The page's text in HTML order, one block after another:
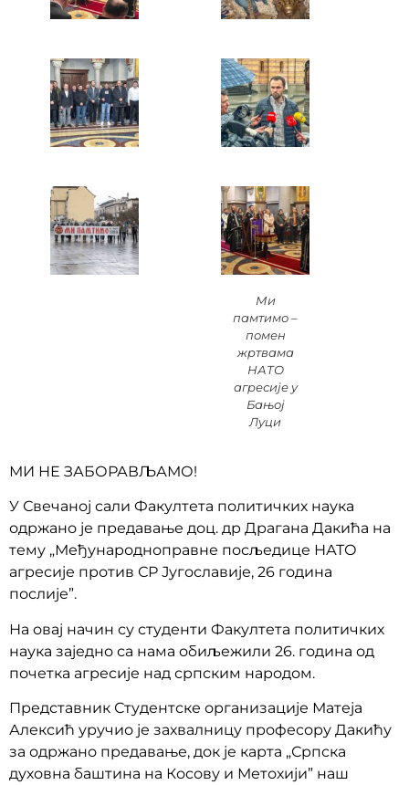
Ми
памтимо –
помен
жртвама
НАТО
агресије у
Бањој
Луци
МИ НЕ ЗАБОРАВЉАМО!
У Свечаној сали Факултета политичких наука
одржано је предавање доц. др Драгана Дакића на
тему „Међународноправне посљедице НАТО
агресије против СР Југославије, 26 година
послије”.
На овај начин су студенти Факултета политичких
наука заједно са нама обиљежили 26. година од
почетка агресије над српским народом.
Представник Студентске организације Матеја
Алексић уручио је захвалницу професору Дакићу
за одржано предавање, док је карта „Српска
духовна баштина на Косову и Метохији” наш